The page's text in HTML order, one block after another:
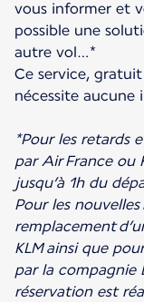
vous informer et
possible une
autre vol…*
Ce service,
nécessite aucune
*Pour les retards
par Air France ou
jusqu’à 1h du
Pour les
remplacement
KLM ainsi que
par la compagnie
réservation est